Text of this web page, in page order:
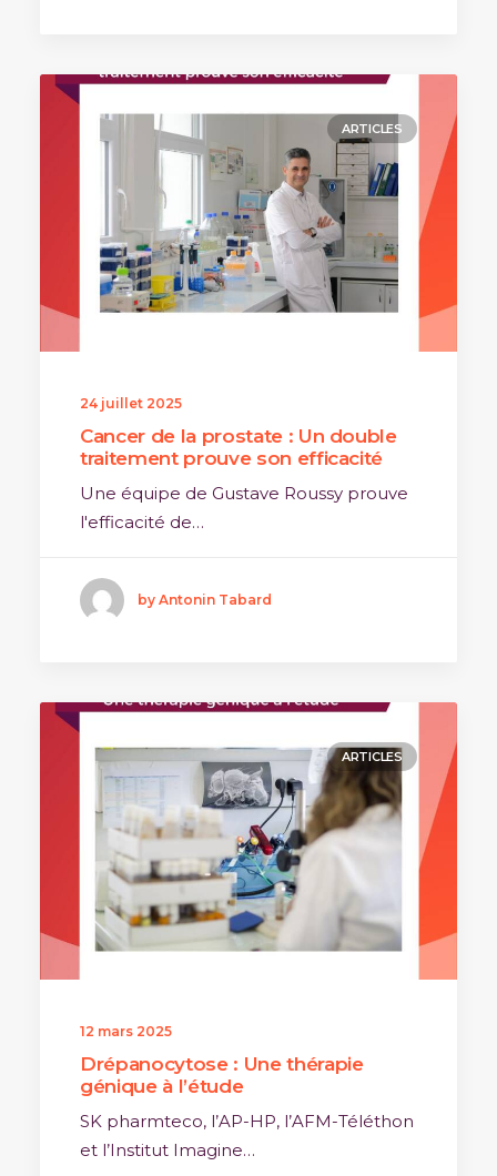
ARTICLES
24 juillet 2025
Cancer de la prostate : Un double
traitement prouve son efficacité
Une équipe de Gustave Roussy prouve
l'efficacité de…
by Antonin Tabard
ARTICLES
12 mars 2025
Drépanocytose : Une thérapie
génique à l’étude
SK pharmteco, l’AP-HP, l’AFM-Téléthon
et l’Institut Imagine…